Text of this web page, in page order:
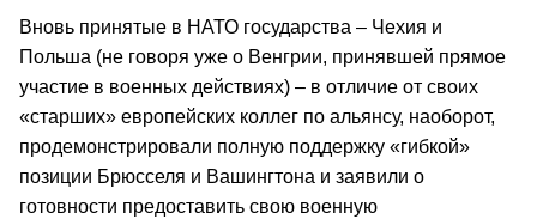
Вновь принятые в НАТО государства – Чехия и
Польша (не говоря уже о Венгрии, принявшей прямое
участие в военных действиях) – в отличие от своих
«старших» европейских коллег по альянсу, наоборот,
продемонстрировали полную поддержку «гибкой»
позиции Брюсселя и Вашингтона и заявили о
готовности предоставить свою военную